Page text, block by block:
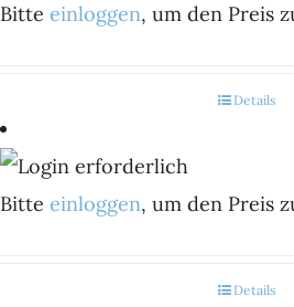
Bitte einloggen, um den Preis
Details
Bitte einloggen, um den Preis
Details